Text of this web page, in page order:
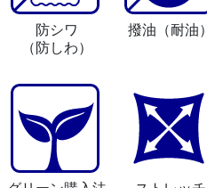
防シワ
（防しわ）
撥油 （耐油）